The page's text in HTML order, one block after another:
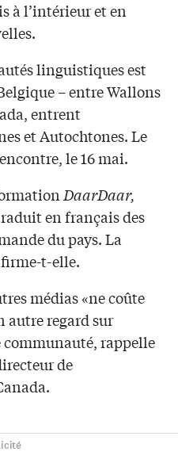
à l’intérieur et en
linguistiques est
– entre Wallons
entrent
et Autochtones. Le
le 16 mai.
DaarDaar,
en français des
du pays. La
t-elle.
médias «ne coûte
autre regard sur
communauté, rappelle
de